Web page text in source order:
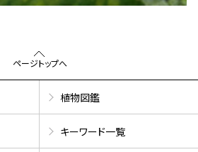
ページトップへ
植物図鑑
キーワード一覧